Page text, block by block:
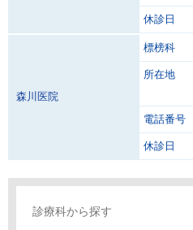
休診日
森川医院
標榜科
所在地
電話番号
休診日
診療科から探す